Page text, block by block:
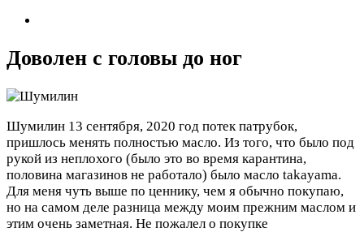
Доволен с головы до ног
Шумилин 13 сентября, 2020 год потек патрубок,
пришлось менять полностью масло. Из того, что было под
рукой из неплохого (было это во время карантина,
половина магазинов не работало) было масло takayama.
Для меня чуть выше по ценнику, чем я обычно покупаю,
но на самом деле разница между моим прежним маслом и
этим очень заметная. Не пожалел о покупке